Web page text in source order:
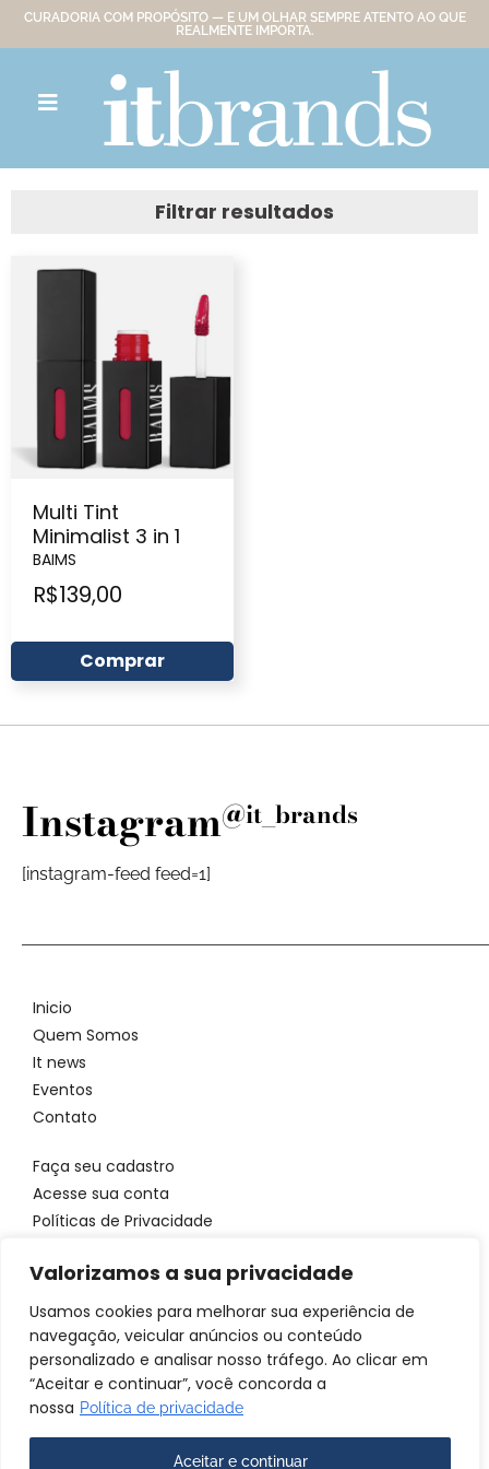
Valorizamos a sua privacidade
Usamos cookies para melhorar sua experiência de
navegação, veicular anúncios ou conteúdo
personalizado e analisar nosso tráfego. Ao clicar em
“Aceitar e continuar”, você concorda a
nossa Política de privacidade
Aceitar e continuar
CURADORIA COM PROPÓSITO — E UM OLHAR SEMPRE ATENTO AO QUE
REALMENTE IMPORTA.
Filtrar resultados
Multi Tint
Minimalist 3 in 1
BAIMS
R$139,00
Comprar
Instagram@it_brands
[instagram-feed feed=1]
Inicio
Quem Somos
It news
Eventos
Contato
Faça seu cadastro
Acesse sua conta
Políticas de Privacidade
Entre em contato
Email: atendimento@itbrandsbr.com
© 2025 IT brands - Todos os direitos reservados. SANTA FOSCA
COMERCIO E SERVICOS LTDA CNPJ: 72.944.390/0001-69